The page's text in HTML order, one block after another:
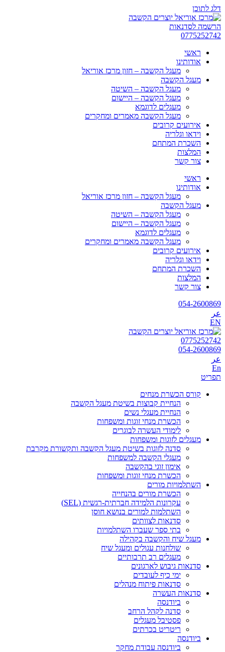
דלג לתוכן
הרשמה לסדנאות
0775252742
ראשי
אודותינו
מעגל הקשבה – חזון מרכז אוריאל
מעגל הקשבה
מעגל הקשבה – השיטה
מעגל הקשבה – היישום
מעגלים לדוגמא
מעגל הקשבה מאמרים ומחקרים
אירועים קרובים
וידאו וגלריה
השכרת המתחם
המלצות
צור קשר
ראשי
אודותינו
מעגל הקשבה – חזון מרכז אוריאל
מעגל הקשבה
מעגל הקשבה – השיטה
מעגל הקשבה – היישום
מעגלים לדוגמא
מעגל הקשבה מאמרים ומחקרים
אירועים קרובים
וידאו וגלריה
השכרת המתחם
המלצות
צור קשר
054-2600869
عر
EN
0775252742
054-2600869
عر
En
תפריט
קורס הכשרת מנחים
הנחיית קבוצות בשיטת מעגל הקשבה
הנחיית מעגלי נשים
הכשרת מנחי זוגות ומשפחות
לימודי העשרה לבוגרים
מעגלים לזוגות ומשפחות
סדנה לזוגות בשיטת מעגל הקשבה ותקשורת מקרבת
מעגלי הקשבה למשפחות
אימון זוגי בהקשבה
הכשרת מנחי זוגות ומשפחות
השתלמויות מורים
הכשרת מורים בהנחייה
עקרונות הלמידה חברתית-רגשית (SEL)
השתלמות למורים בנושא חוסן
סדנאות לצוותים
בתי ספר שעברו השתלמויות
מעגל שיח והקשבה בקהילה
שולחנות עגולים ומעגל שיח
מעגלים רב תרבותיים
סדנאות גיבוש לארגונים
ימי כיף לעובדים
סדנאות פיתוח מנהלים
סדנאות העשרה
ביודנסה
סדנה לקהל הרחב
פסטיבל מעגלים
ריטריט בכרתים
ביודנסה
ביודנסה עבודת מחקר